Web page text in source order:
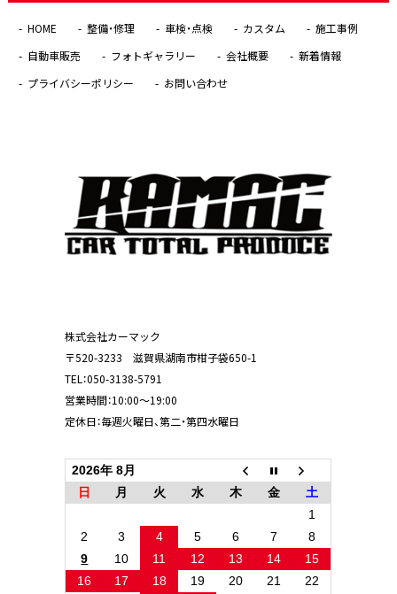
HOME 整備・修理 車検・点検 カスタム
施工事例
自動車販売
フォトギャラリー 会社概要
新着情報
プライバシーポリシー
お問い合わせ
株式会社カーマック
〒520-3233 滋賀県湖南市柑子袋650-1
TEL：050-3138-5791
営業時間：10:00～19:00
定休日：毎週火曜日、第二・第四水曜日
2026年 8月
日
月 火 水 木 金
土
1
2
3 4 5 6 7
8
9
10 11 12 13 14
15
16
17 18 19 20 21
22